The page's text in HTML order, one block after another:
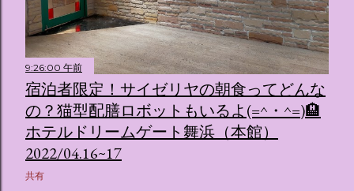
9:26:00 午前
宿泊者限定！サイゼリヤの朝食ってどんな
の？猫型配膳ロボットもいるよ(=^・^=)🏨
ホテルドリームゲート舞浜（本館）
2022/04.16~17
共有